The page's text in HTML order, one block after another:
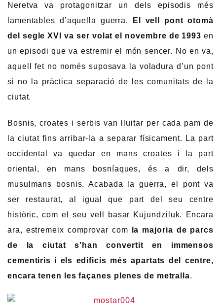
Neretva va protagonitzar un dels episodis més
lamentables d’aquella guerra.
El vell pont otomà
del segle XVI va ser volat el novembre de 1993en
un episodi que va estremir el món sencer. No en va,
aquell fet no només suposava la voladura d’un pont
si no la pràctica separació de les comunitats de la
ciutat.
Bosnis, croates i serbis van lluitar per cada pam de
la ciutat fins arribar-la a separar físicament. La part
occidental va quedar en mans croates i la part
oriental, en mans bosníaques, és a dir, dels
musulmans bosnis. Acabada la guerra, el pont va
ser restaurat, al igual que part del seu centre
històric, com el seu vell basar Kujundziluk. Encara
ara, estremeix comprovar com
la majoria de parcs
de la ciutat s’han convertit en immensos
cementiris i els edificis més apartats del centre,
encara tenen les façanes plenes de metralla.